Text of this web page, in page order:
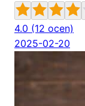
4.0 (12 ocen)
2025-02-20